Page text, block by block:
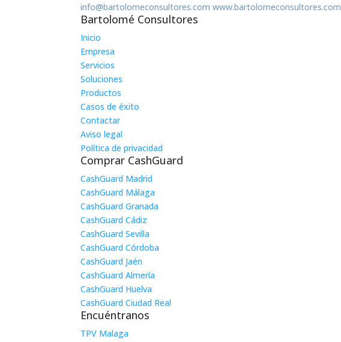
info@bartolomeconsultores.com www.bartolomeconsultores.com
Bartolomé Consultores
Inicio
Empresa
Servicios
Soluciones
Productos
Casos de éxito
Contactar
Aviso legal
Política de privacidad
Comprar CashGuard
CashGuard Madrid
CashGuard Málaga
CashGuard Granada
CashGuard Cádiz
CashGuard Sevilla
CashGuard Córdoba
CashGuard Jaén
CashGuard Almería
CashGuard Huelva
CashGuard Ciudad Real
Encuéntranos
TPV Malaga